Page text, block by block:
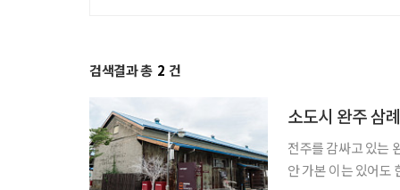
검색결과 총 2 건
소도시 완주 삼
전주를 감싸고 있는
안 가본 이는 있어도